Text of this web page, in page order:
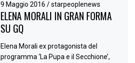
9 Maggio 2016/ starpeoplenews
ELENA MORALI IN GRAN FORMA
SU GQ
Elena Morali ex protagonista del
programma ‘La Pupa e il Secchione’,